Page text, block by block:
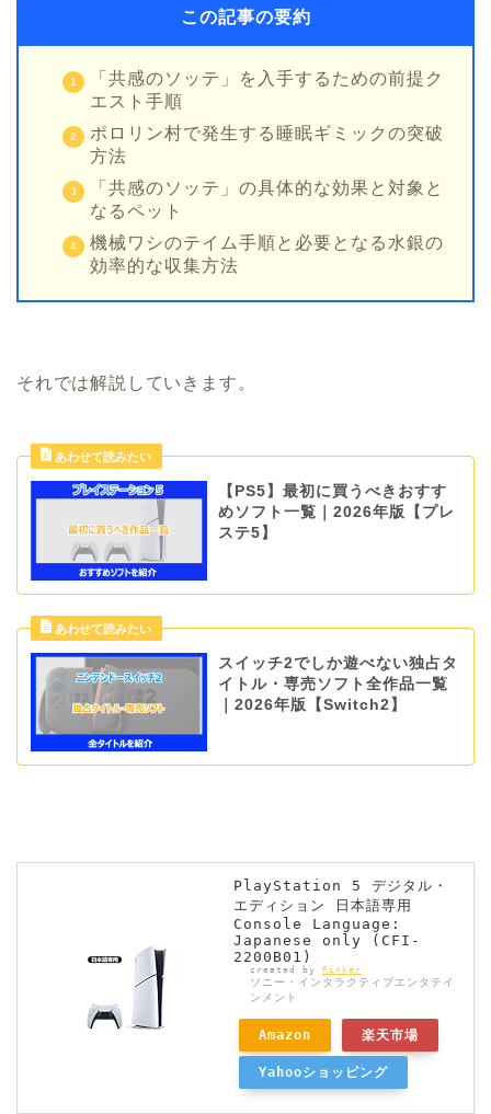
この記事の要約
「共感のソッテ」を入手するための前提ク
エスト手順
ポロリン村で発生する睡眠ギミックの突破
方法
「共感のソッテ」の具体的な効果と対象と
なるペット
機械ワシのテイム手順と必要となる水銀の
効率的な収集方法
それでは解説していきます。
【PS5】最初に買うべきおすす
めソフト一覧｜2026年版【プレ
ステ5】
スイッチ2でしか遊べない独占タ
イトル・専売ソフト全作品一覧
｜2026年版【Switch2】
PlayStation 5 デジタル・
エディション 日本語専用
Console Language:
Japanese only (CFI-
2200B01)
created by Rinker
ソニー・インタラクティブエンタテイ
ンメント
Amazon 楽天市場
Yahooショッピング